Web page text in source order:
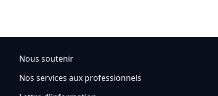
Nous soutenir
Nos services aux professionnels